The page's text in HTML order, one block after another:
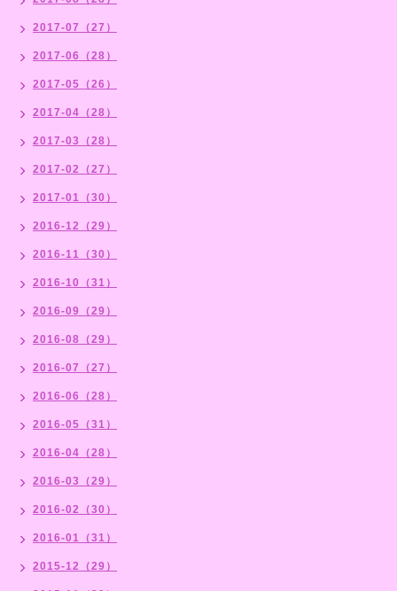
2017-07（27）
2017-06（28）
2017-05（26）
2017-04（28）
2017-03（28）
2017-02（27）
2017-01（30）
2016-12（29）
2016-11（30）
2016-10（31）
2016-09（29）
2016-08（29）
2016-07（27）
2016-06（28）
2016-05（31）
2016-04（28）
2016-03（29）
2016-02（30）
2016-01（31）
2015-12（29）